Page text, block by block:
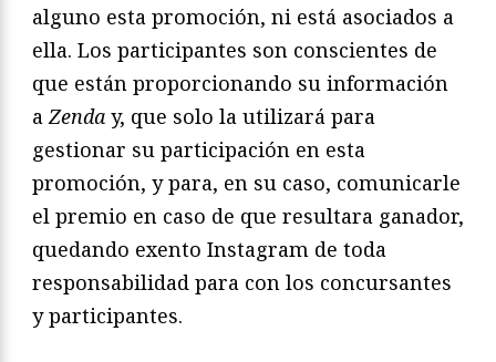
alguno esta promoción, ni está asociados a
ella. Los participantes son conscientes de
que están proporcionando su información
aZenda y, que solo la utilizará para
gestionar su participación en esta
promoción, y para, en su caso, comunicarle
el premio en caso de que resultara ganador,
quedando exento Instagram de toda
responsabilidad para con los concursantes
y participantes.